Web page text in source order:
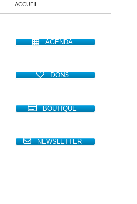
ACCUEIL
AGENDA
DONS
BOUTIQUE
NEWSLETTER